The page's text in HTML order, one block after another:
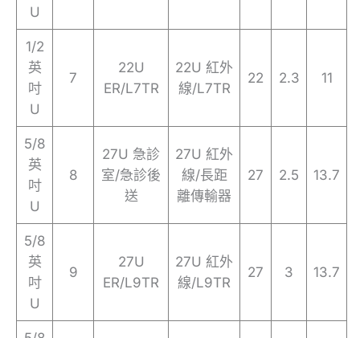
U
1/2
英
吋
U
7
22U
ER/L7TR
22U 紅外
線/L7TR
22 2.3 11
5/8
英
吋
U
8
27U 急診
室/急診後
送
27U 紅外
線/長距
離傳輸器
27 2.5 13.7
5/8
英
吋
U
9
27U
ER/L9TR
27U 紅外
線/L9TR
27 3 13.7